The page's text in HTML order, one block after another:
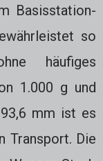
Basisstation-
so
häufiges
1.000 g und
mm ist es
Transport. Die